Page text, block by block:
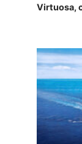
Virtuosa,